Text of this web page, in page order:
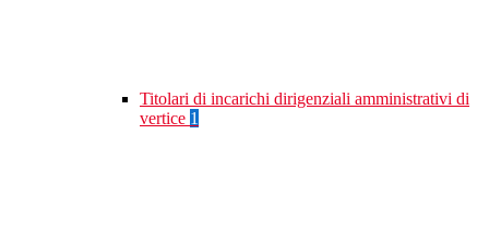
Titolari di incarichi dirigenziali amministrativi di
vertice 1